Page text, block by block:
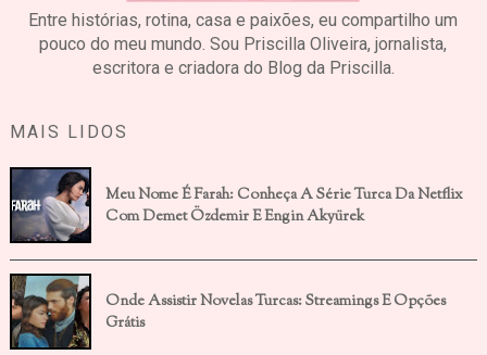
Entre histórias, rotina, casa e paixões, eu compartilho um
pouco do meu mundo. Sou Priscilla Oliveira, jornalista,
escritora e criadora do Blog da Priscilla.
MAIS LIDOS
Meu Nome É Farah: Conheça A Série Turca Da Netflix
Com Demet Özdemir E Engin Akyürek
Onde Assistir Novelas Turcas: Streamings E Opções
Grátis